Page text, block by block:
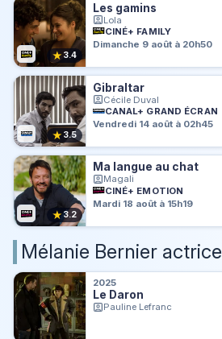
★ 3.4
Les gamins
Lola
CINÉ+ FAMILY
Dimanche 9 août à 20h50
★ 3.5
Gibraltar
Cécile Duval
CANAL+ GRAND ÉCRAN
Vendredi 14 août à 02h45
★3.2
Ma langue au chat
Magali
CINÉ+ EMOTION
Mardi 18 août à 15h19
Mélanie Bernier actrice
2025
Le Daron
Pauline Lefranc